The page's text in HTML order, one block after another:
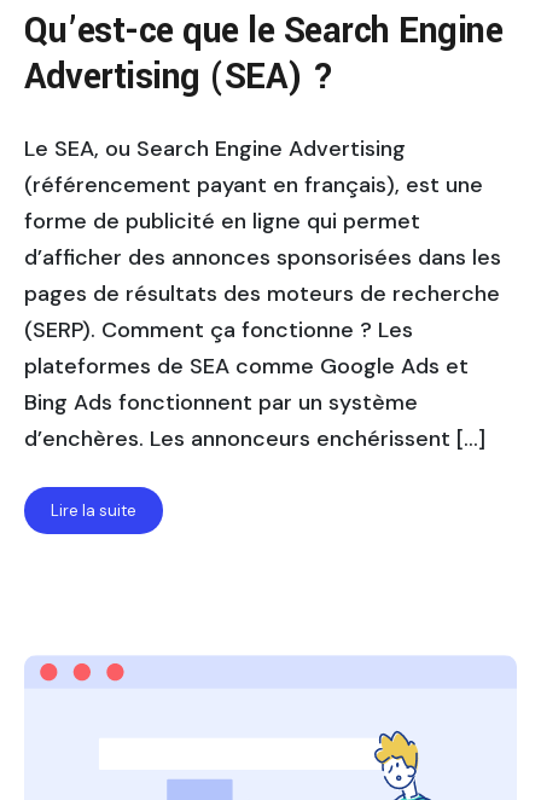
Qu’est-ce que le Search Engine
Advertising (SEA) ?
Le SEA, ou Search Engine Advertising
(référencement payant en français), est une
forme de publicité en ligne qui permet
d’afficher des annonces sponsorisées dans les
pages de résultats des moteurs de recherche
(SERP). Comment ça fonctionne ? Les
plateformes de SEA comme Google Ads et
Bing Ads fonctionnent par un système
d’enchères. Les annonceurs enchérissent […]
Lire la suite